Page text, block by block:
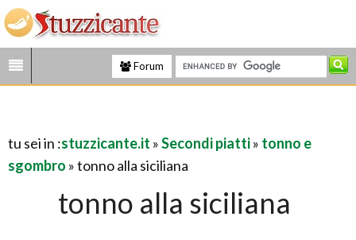
Forum
tu sei in :stuzzicante.it »Secondi piatti» tonno e
sgombro » tonno alla siciliana
tonno alla siciliana